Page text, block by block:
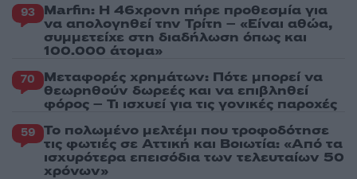
93 Marfin: Η 46χρονη πήρε προθεσμία για
να απολογηθεί την Τρίτη – «Είναι αθώα,
συμμετείχε στη διαδήλωση όπως και
100.000 άτομα»
70 Μεταφορές χρημάτων: Πότε μπορεί να
θεωρηθούν δωρεές και να επιβληθεί
φόρος – Τι ισχυεί για τις γονικές παροχές
59 Το πολωμένο μελτέμι που τροφοδότησε
τις φωτιές σε Αττική και Βοιωτία: «Από τα
ισχυρότερα επεισόδια των τελευταίων 50
χρόνων»